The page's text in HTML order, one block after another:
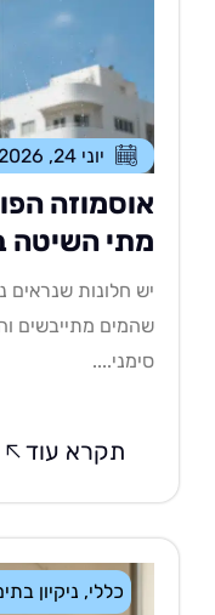
יוני 24, 2026
הפוכה
השיטה
חלונות שנראים נקיים
מתייבשים והשמש
תקרא עוד
ניקיון בתים,